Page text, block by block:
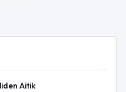
Aitik